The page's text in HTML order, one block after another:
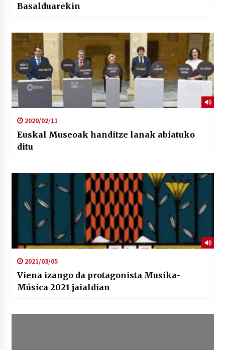
Basalduarekin
2020/02/11
Euskal Museoak handitze lanak abiatuko
ditu
2021/03/05
Viena izango da protagonista Musika-
Música 2021 jaialdian